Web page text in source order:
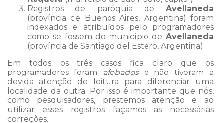
Registros de paróquia de Avellaneda
(província de Buenos Aires, Argentina) foram
indexados e atribuídos pelo programadores
como se fossem do município de Avellaneda
(província de Santiago del Estero, Argentina)
Em todos os três casos fica claro que os
programadores foram afobados e não tiveram a
devida atenção de leitura para diferenciar uma
localidade da outra. Por isso é importante que nós,
como pesquisadores, prestemos atenção e ao
utilizar esses registros façamos as necessárias
correções.